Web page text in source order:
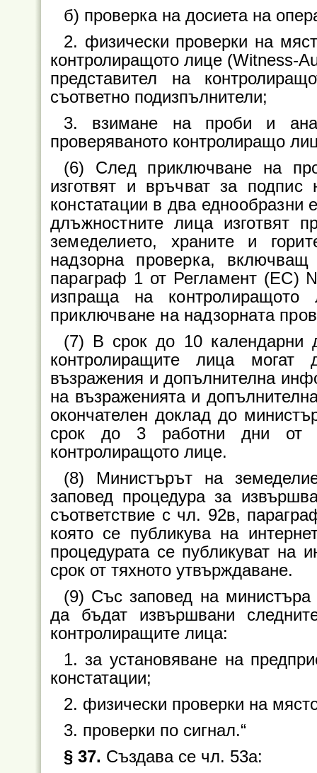
б) проверка на досиета на
2. физически проверки на
контролиращото лице (Witness-
представител на
съответно подизпълнители;
3. взимане на проби и
проверяваното контролиращо
(6) След приключване на
изготвят и връчват за
констатации в два еднообразни
длъжностните лица изготвят
земеделието, храните и
надзорна проверка,
параграф 1 от Регламент (ЕС)
изпраща на
приключване на надзорната
(7) В срок до 10 календарни
контролиращите лица могат
възражения и допълнителна
на възраженията и
окончателен доклад до
срок до 3 работни дни от
контролиращото лице.
(8) Министърът на
заповед процедура за
съответствие с чл. 92в,
която се публикува на
процедурата се публикуват на
срок от тяхното утвърждаване.
(9) Със заповед на министъра
да бъдат извършвани
контролиращите лица:
1. за установяване на
констатации;
2. физически проверки на
3. проверки по сигнал.“
§ 37. Създава се чл. 53а: